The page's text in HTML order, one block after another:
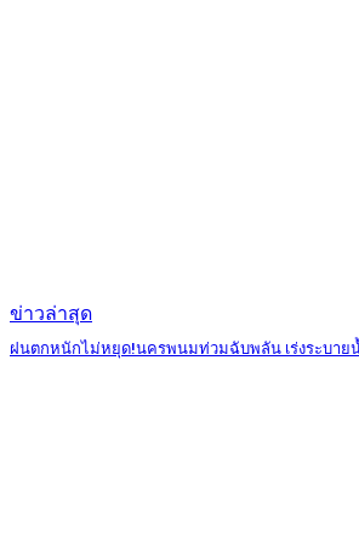
ข่าวล่าสุด
ฝนตกหนักไม่หยุด!นครพนมท่วมฉับพลัน เร่งระบาย